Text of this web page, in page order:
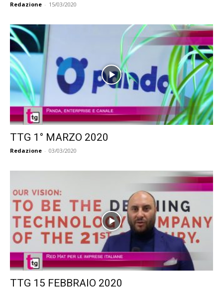
Redazione - 15/03/2020
TTG 1° MARZO 2020
Redazione - 03/03/2020
TTG 15 FEBBRAIO 2020